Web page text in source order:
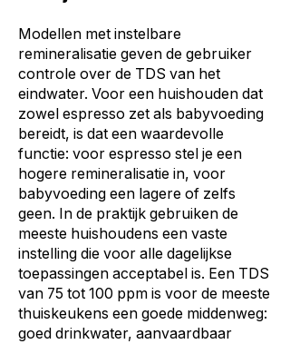
Modellen met instelbare
remineralisatie geven de gebruiker
controle over de TDS van het
eindwater. Voor een huishouden dat
zowel espresso zet als babyvoeding
bereidt, is dat een waardevolle
functie: voor espresso stel je een
hogere remineralisatie in, voor
babyvoeding een lagere of zelfs
geen. In de praktijk gebruiken de
meeste huishoudens een vaste
instelling die voor alle dagelijkse
toepassingen acceptabel is. Een TDS
van 75 tot 100 ppm is voor de meeste
thuiskeukens een goede middenweg:
goed drinkwater, aanvaardbaar